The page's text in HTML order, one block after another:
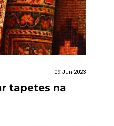
09 Jun 2023
tapetes na